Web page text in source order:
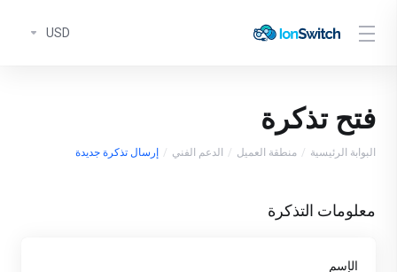
USD
فتح تذكرة
البوابة الرئيسية منطقة العميل الدعم الفني إرسال تذكرة جديدة
معلومات التذكرة
الإسم